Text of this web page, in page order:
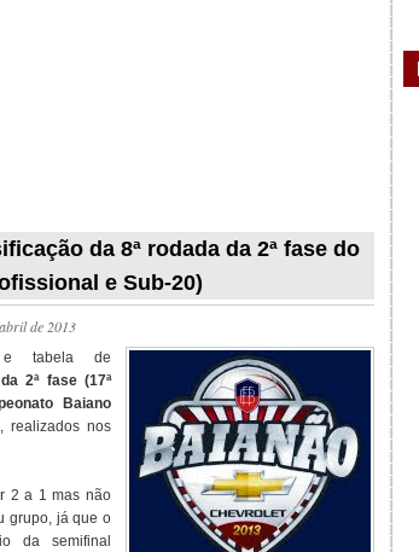
da 8ª rodada da 2ª fase do
e Sub-20)
de 2013
e tabela de
2ª fase (17ª
Baiano
realizados nos
2 a 1 mas não
grupo, já que o
da semifinal